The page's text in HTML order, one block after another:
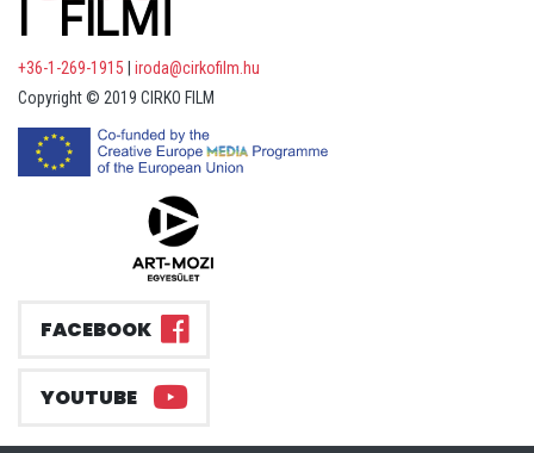
+36-1-269-1915
iroda@cirkofilm.hu
Copyright © 2019 CIRKO FILM
FACEBOOK
YOUTUBE